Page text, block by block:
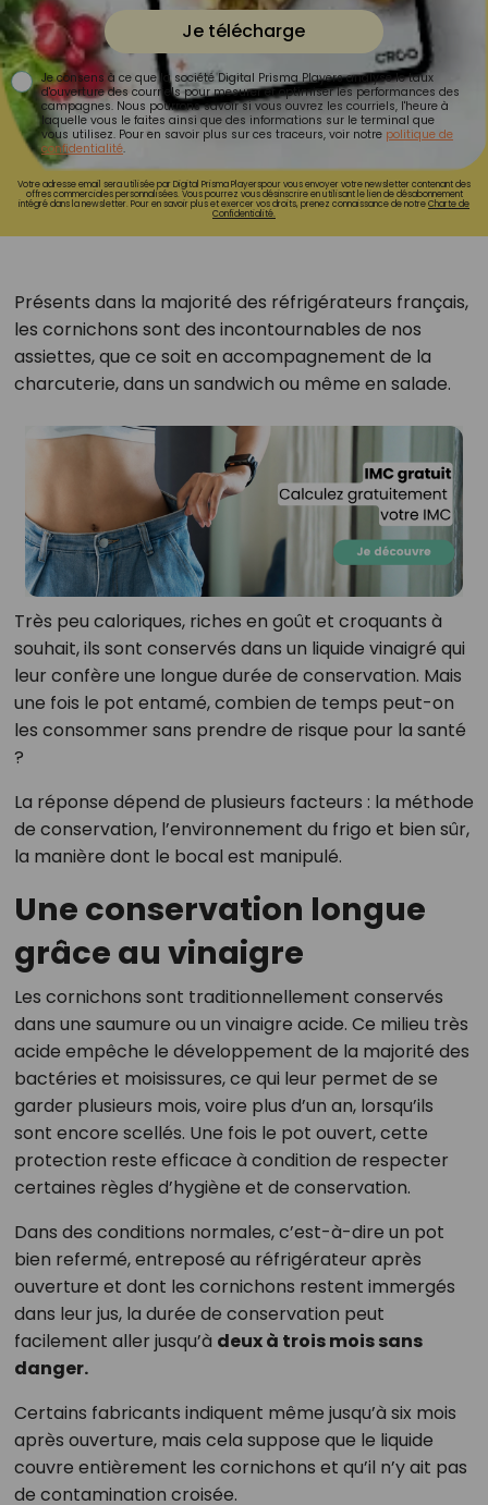
Je télécharge
Je consens à ce que la société Digital Prisma Players analyse le taux
d'ouverture des courriels pour mesurer et optimiser les performances des
campagnes. Nous pourrons savoir si vous ouvrez les courriels, l'heure à
laquelle vous le faites ainsi que des informations sur le terminal que
vous utilisez. Pour en savoir plus sur ces traceurs, voir notre politique de
confidentialité.
Votre adresse email sera utilisée par Digital Prisma Playerspour vous envoyer votre newsletter contenant des
offres commerciales personnalisées. Vous pourrez vous désinscrire en utilisant le lien de désabonnement
intégré dans la newsletter. Pour en savoir plus et exercer vos droits, prenez connaissance de notreCharte de
Confidentialité.
Présents dans la majorité des réfrigérateurs français,
les cornichons sont des incontournables de nos
assiettes, que ce soit en accompagnement de la
charcuterie, dans un sandwich ou même en salade.
Très peu caloriques, riches en goût et croquants à
souhait, ils sont conservés dans un liquide vinaigré qui
leur confère une longue durée de conservation. Mais
une fois le pot entamé, combien de temps peut-on
les consommer sans prendre de risque pour la santé
?
La réponse dépend de plusieurs facteurs : la méthode
de conservation, l’environnement du frigo et bien sûr,
la manière dont le bocal est manipulé.
Une conservation longue
grâce au vinaigre
Les cornichons sont traditionnellement conservés
dans une saumure ou un vinaigre acide. Ce milieu très
acide empêche le développement de la majorité des
bactéries et moisissures, ce qui leur permet de se
garder plusieurs mois, voire plus d’un an, lorsqu’ils
sont encore scellés. Une fois le pot ouvert, cette
protection reste efficace à condition de respecter
certaines règles d’hygiène et de conservation.
Dans des conditions normales, c’est-à-dire un pot
bien refermé, entreposé au réfrigérateur après
ouverture et dont les cornichons restent immergés
dans leur jus, la durée de conservation peut
facilement aller jusqu’à deux à trois mois sans
danger.
Certains fabricants indiquent même jusqu’à six mois
après ouverture, mais cela suppose que le liquide
couvre entièrement les cornichons et qu’il n’y ait pas
de contamination croisée.